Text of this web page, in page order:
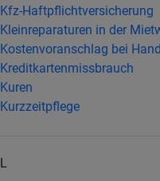
Kfz-Haftpflichtversicherung
Kleinreparaturen in der
Kostenvoranschlag bei
Kreditkartenmissbrauch
Kuren
Kurzzeitpflege
L